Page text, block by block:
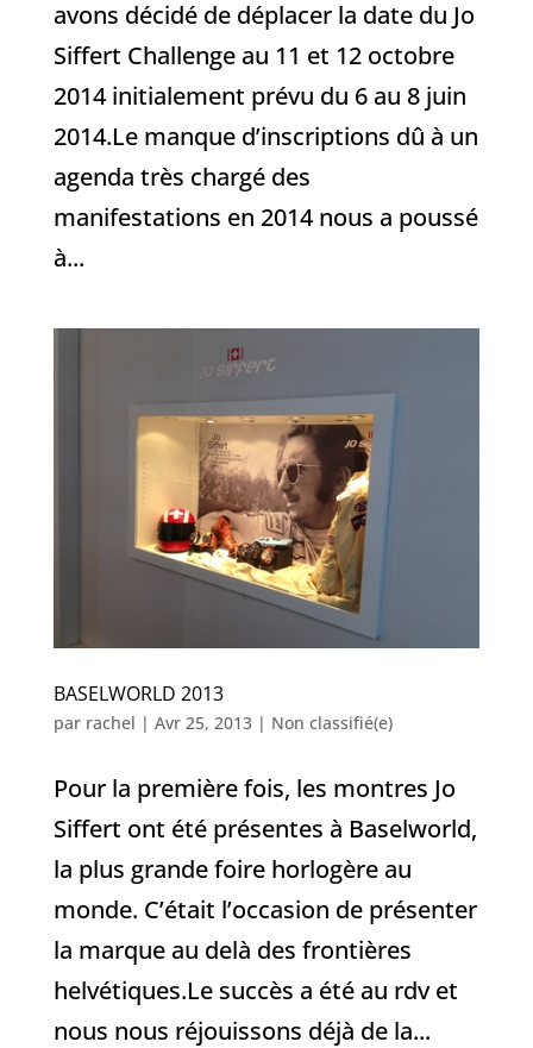
avons décidé de déplacer la date du Jo
Siffert Challenge au 11 et 12 octobre
2014 initialement prévu du 6 au 8 juin
2014.Le manque d’inscriptions dû à un
agenda très chargé des
manifestations en 2014 nous a poussé
à...
BASELWORLD 2013
par rachel | Avr 25, 2013| Non classifié(e)
Pour la première fois, les montres Jo
Siffert ont été présentes à Baselworld,
la plus grande foire horlogère au
monde. C’était l’occasion de présenter
la marque au delà des frontières
helvétiques.Le succès a été au rdv et
nous nous réjouissons déjà de la...